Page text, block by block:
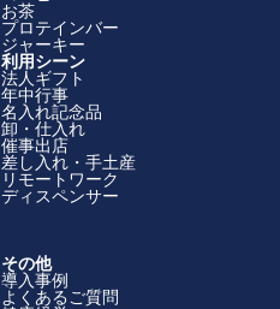
お茶
プロテインバー
ジャーキー
利用シーン
法人ギフト
年中行事
名入れ記念品
卸・仕入れ
催事出店
差し入れ・手土産
リモートワーク
ディスペンサー
その他
導入事例
よくあるご質問